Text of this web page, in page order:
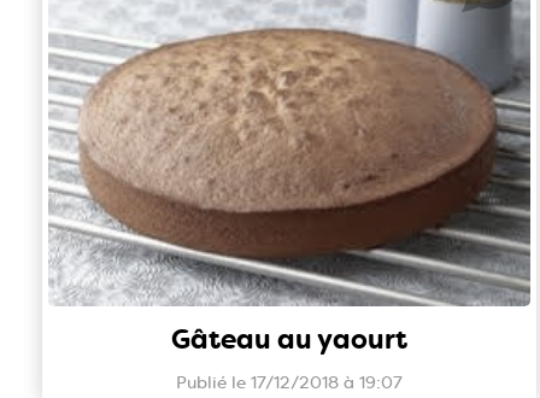
Gâteau au yaourt
Publié le 17/12/2018 à 19:07